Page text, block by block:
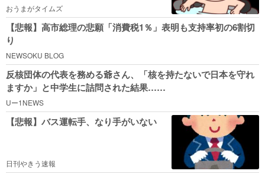
おうまがタイムズ
【悲報】高市総理の悲願「消費税1％」表明も支持率初の6割切
り
NEWSOKU BLOG
反核団体の代表を務める爺さん、「核を持たないで日本を守れ
ますか」と中学生に詰問された結果……
Uー1NEWS
【悲報】バス運転手、なり手がいない
日刊やきう速報